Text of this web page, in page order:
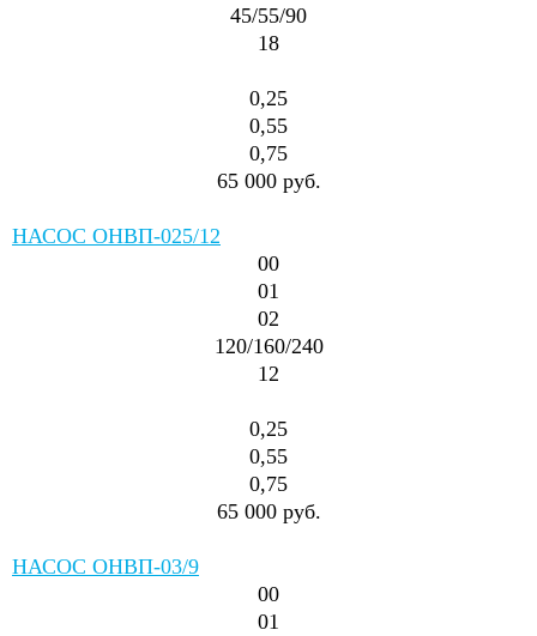
45/55/90
18
0,25
0,55
0,75
65 000 руб.
НАСОС ОНВП-025/12
00
01
02
120/160/240
12
0,25
0,55
0,75
65 000 руб.
НАСОС ОНВП-03/9
00
01